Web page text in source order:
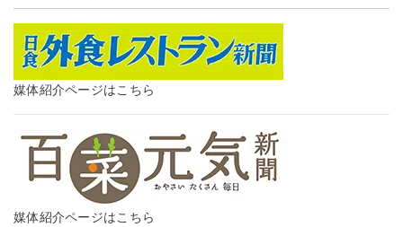
媒体紹介ページはこちら
媒体紹介ページはこちら